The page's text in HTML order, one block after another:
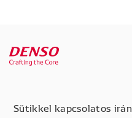
Sütikkel kapcsolatos